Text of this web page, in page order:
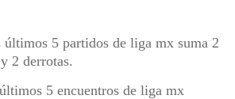
últimos 5 partidos de liga mx suma 2
2 derrotas.
5 encuentros de liga mx